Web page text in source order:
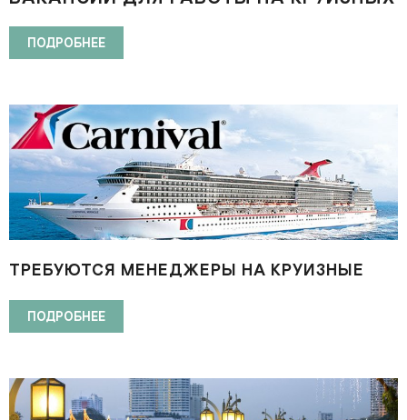
INTERNATIONAL
ПОДРОБНЕЕ
ТРЕБУЮТСЯ МЕНЕДЖЕРЫ НА КРУИЗНЫЕ
ПОДРОБНЕЕ